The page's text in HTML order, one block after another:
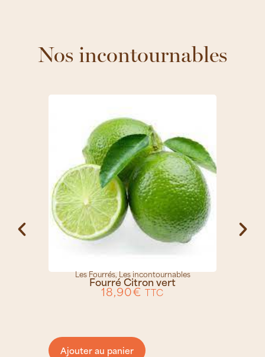
Nos incontournables
Les Fourrés, Les incontournables
Fourré Citron vert
18,90€ TTC
Ajouter au panier